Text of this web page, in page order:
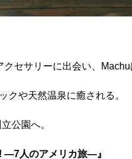
セサリーに出会い、
クや天然温泉に癒される。
公園へ。
―7人のアメリカ旅―』